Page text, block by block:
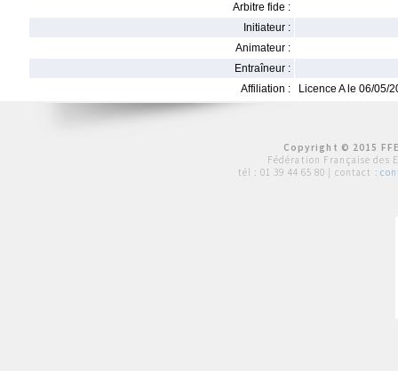
Arbitre fide :
Initiateur :
Animateur :
Entraîneur :
Affiliation :
Licence A le 06/05/
Copyright © 2015
Fédération Française des
tél : 01 39 44 65 80 | contact :